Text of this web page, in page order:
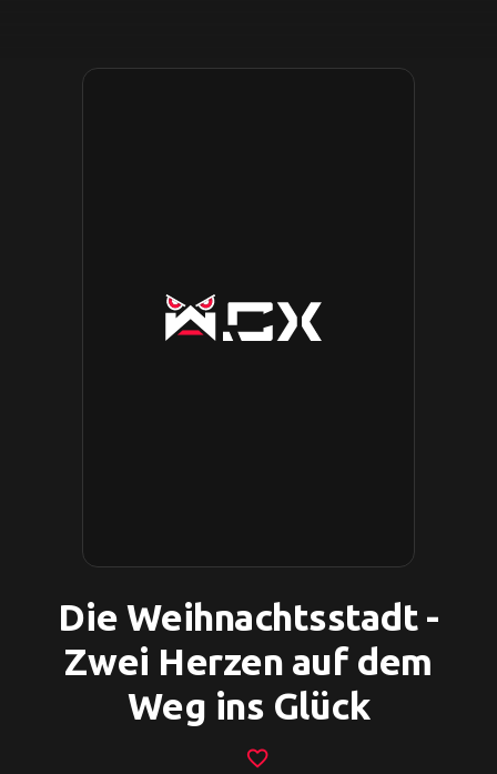
Die Weihnachtsstadt -
Zwei Herzen auf dem
Weg ins Glück
favorite_border